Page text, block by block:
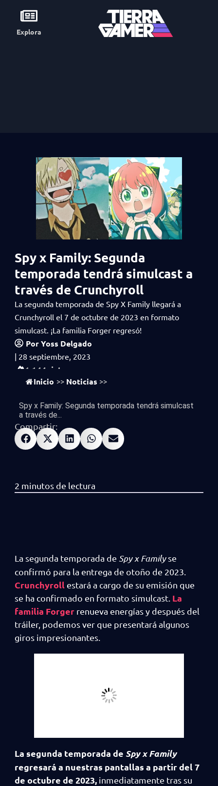
Explora
Spy x Family: Segunda
temporada tendrá simulcast a
través de Crunchyroll
La segunda temporada de Spy X Family llegará a
Crunchyroll el 7 de octubre de 2023 en formato
simulcast. ¡La familia Forger regresó!
PorYoss Delgado
| 28 septiembre, 2023
1,144 vistas
Inicio >> Noticias >>
Spy x Family: Segunda temporada tendrá simulcast
a través de...
Compartir:
La segunda temporada de Spy x Familyse
confirmó para la entrega de otoño de 2023.
Crunchyroll estará a cargo de su emisión que
se ha confirmado en formato simulcast. La
familia Forger renueva energías y después del
tráiler, podemos ver que presentará algunos
giros impresionantes.
La segunda temporada de Spy x Family
regresará a nuestras pantallas a partir del 7
de octubre de 2023, inmediatamente tras su